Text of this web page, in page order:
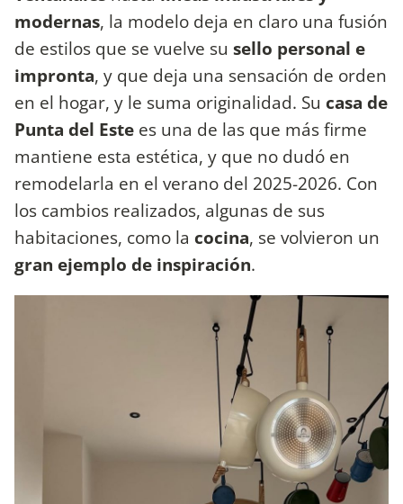
modernas, la modelo deja en claro una fusión
de estilos que se vuelve su sello personal e
impronta, y que deja una sensación de orden
en el hogar, y le suma originalidad. Su casa de
Punta del Este es una de las que más firme
mantiene esta estética, y que no dudó en
remodelarla en el verano del 2025-2026. Con
los cambios realizados, algunas de sus
habitaciones, como la cocina, se volvieron un
gran ejemplo de inspiración.